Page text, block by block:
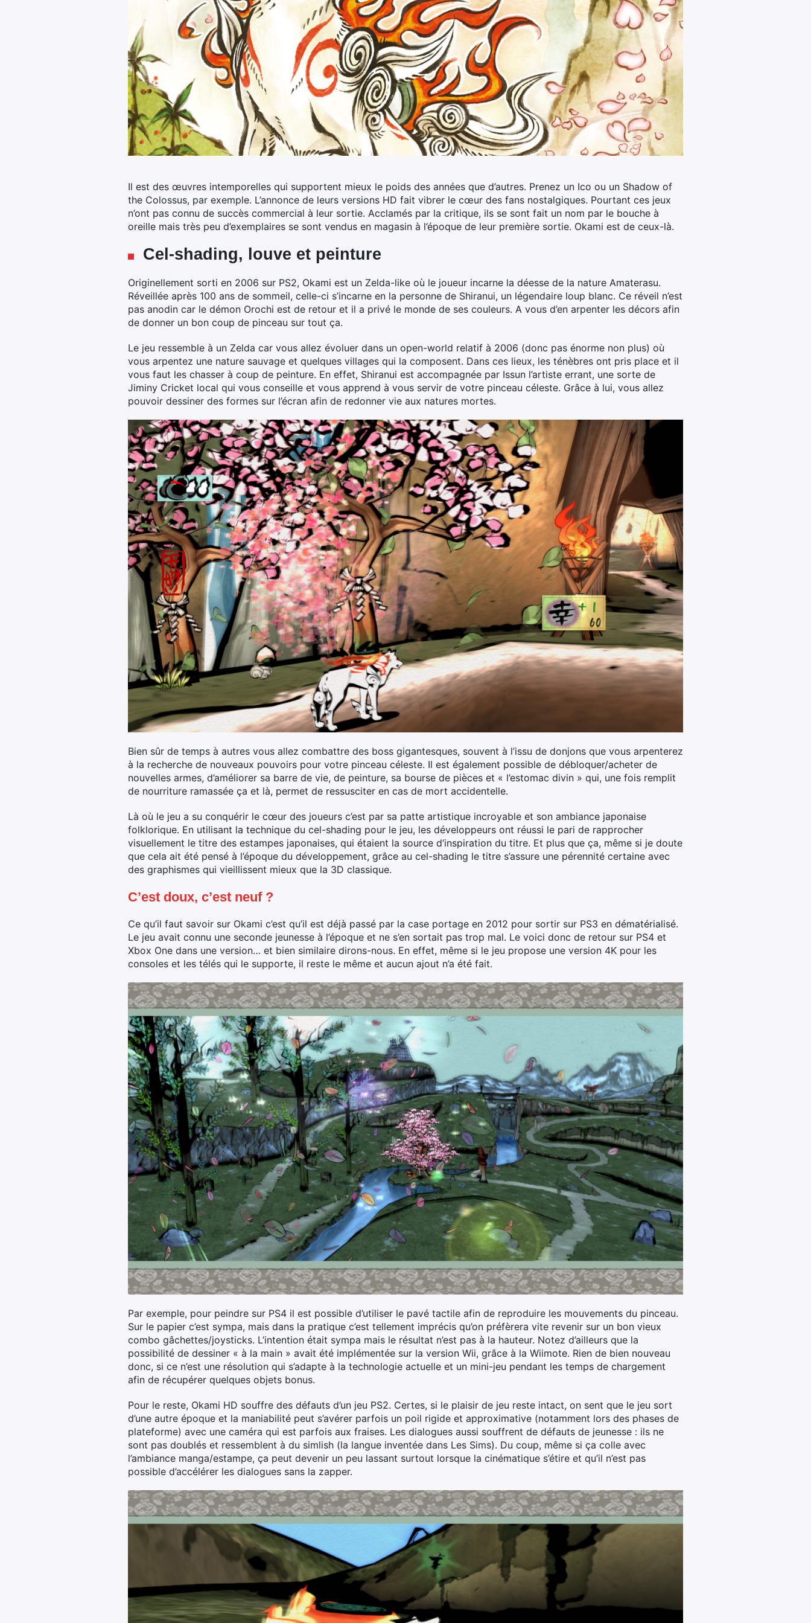
Il est des œuvres intemporelles qui supportent mieux le poids des années que d’autres. Prenez un Ico ou un Shadow of
the Colossus, par exemple. L’annonce de leurs versions HD fait vibrer le cœur des fans nostalgiques. Pourtant ces jeux
n’ont pas connu de succès commercial à leur sortie. Acclamés par la critique, ils se sont fait un nom par le bouche à
oreille mais très peu d’exemplaires se sont vendus en magasin à l’époque de leur première sortie. Okami est de ceux-là.
Cel-shading, louve et peinture
Originellement sorti en 2006 sur PS2, Okami est un Zelda-like où le joueur incarne la déesse de la nature Amaterasu.
Réveillée après 100 ans de sommeil, celle-ci s’incarne en la personne de Shiranui, un légendaire loup blanc. Ce réveil n’est
pas anodin car le démon Orochi est de retour et il a privé le monde de ses couleurs. A vous d’en arpenter les décors afin
de donner un bon coup de pinceau sur tout ça.
Le jeu ressemble à un Zelda car vous allez évoluer dans un open-world relatif à 2006 (donc pas énorme non plus) où
vous arpentez une nature sauvage et quelques villages qui la composent. Dans ces lieux, les ténèbres ont pris place et il
vous faut les chasser à coup de peinture. En effet, Shiranui est accompagnée par Issun l’artiste errant, une sorte de
Jiminy Cricket local qui vous conseille et vous apprend à vous servir de votre pinceau céleste. Grâce à lui, vous allez
pouvoir dessiner des formes sur l’écran afin de redonner vie aux natures mortes.
Bien sûr de temps à autres vous allez combattre des boss gigantesques, souvent à l’issu de donjons que vous arpenterez
à la recherche de nouveaux pouvoirs pour votre pinceau céleste. Il est également possible de débloquer/acheter de
nouvelles armes, d’améliorer sa barre de vie, de peinture, sa bourse de pièces et « l’estomac divin » qui, une fois remplit
de nourriture ramassée ça et là, permet de ressusciter en cas de mort accidentelle.
Là où le jeu a su conquérir le cœur des joueurs c’est par sa patte artistique incroyable et son ambiance japonaise
folklorique. En utilisant la technique du cel-shading pour le jeu, les développeurs ont réussi le pari de rapprocher
visuellement le titre des estampes japonaises, qui étaient la source d’inspiration du titre. Et plus que ça, même si je doute
que cela ait été pensé à l’époque du développement, grâce au cel-shading le titre s’assure une pérennité certaine avec
des graphismes qui vieillissent mieux que la 3D classique.
C’est doux, c’est neuf ?
Ce qu’il faut savoir sur Okami c’est qu’il est déjà passé par la case portage en 2012 pour sortir sur PS3 en dématérialisé.
Le jeu avait connu une seconde jeunesse à l’époque et ne s’en sortait pas trop mal. Le voici donc de retour sur PS4 et
Xbox One dans une version… et bien similaire dirons-nous. En effet, même si le jeu propose une version 4K pour les
consoles et les télés qui le supporte, il reste le même et aucun ajout n’a été fait.
Par exemple, pour peindre sur PS4 il est possible d’utiliser le pavé tactile afin de reproduire les mouvements du pinceau.
Sur le papier c’est sympa, mais dans la pratique c’est tellement imprécis qu’on préfèrera vite revenir sur un bon vieux
combo gâchettes/joysticks. L’intention était sympa mais le résultat n’est pas à la hauteur. Notez d’ailleurs que la
possibilité de dessiner « à la main » avait été implémentée sur la version Wii, grâce à la Wiimote. Rien de bien nouveau
donc, si ce n’est une résolution qui s’adapte à la technologie actuelle et un mini-jeu pendant les temps de chargement
afin de récupérer quelques objets bonus.
Pour le reste, Okami HD souffre des défauts d’un jeu PS2. Certes, si le plaisir de jeu reste intact, on sent que le jeu sort
d’une autre époque et la maniabilité peut s’avérer parfois un poil rigide et approximative (notamment lors des phases de
plateforme) avec une caméra qui est parfois aux fraises. Les dialogues aussi souffrent de défauts de jeunesse : ils ne
sont pas doublés et ressemblent à du simlish (la langue inventée dans Les Sims). Du coup, même si ça colle avec
l’ambiance manga/estampe, ça peut devenir un peu lassant surtout lorsque la cinématique s’étire et qu’il n’est pas
possible d’accélérer les dialogues sans la zapper.